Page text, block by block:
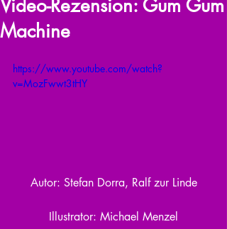
Video-Rezension: Gum Gum
Machine
https://www.youtube.com/watch?
v=MozFwwt3tHY
Autor: Stefan Dorra, Ralf zur Linde
Illustrator: Michael Menzel